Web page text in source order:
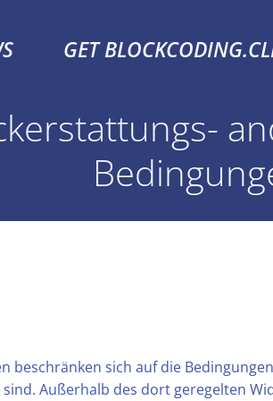
GET
beschränken sich auf die
Außerhalb des dort geregelten